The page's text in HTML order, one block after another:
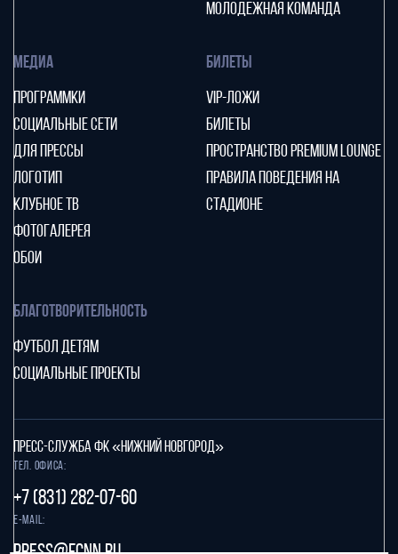
МОЛОДЕЖНАЯ КОМАНДА
МЕДИА
ПРОГРАММКИ
СОЦИАЛЬНЫЕ СЕТИ
ДЛЯ ПРЕССЫ
ЛОГОТИП
КЛУБНОЕ ТВ
ФОТОГАЛЕРЕЯ
ОБОИ
БИЛЕТЫ
VIP-ЛОЖИ
БИЛЕТЫ
ПРОСТРАНСТВО PREMIUM LOUNGE
ПРАВИЛА ПОВЕДЕНИЯ НА
СТАДИОНЕ
БЛАГОТВОРИТЕЛЬНОСТЬ
ФУТБОЛ ДЕТЯМ
СОЦИАЛЬНЫЕ ПРОЕКТЫ
ПРЕСС-СЛУЖБА ФК «НИЖНИЙ НОВГОРОД»
Тел. офиса:
+7 (831) 282-07-60
E-mail: